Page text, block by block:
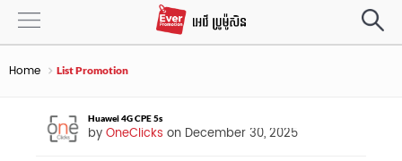
Home List Promotion
Huawei 4G CPE 5s
byOneClicks on December 30, 2025